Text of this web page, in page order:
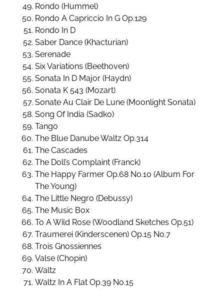
Rondo (Hummel)
Rondo A Capriccio In G Op.129
Rondo In D
Saber Dance (Khacturian)
Serenade
Six Variations (Beethoven)
Sonata In D Major (Haydn)
Sonata K 543 (Mozart)
Sonate Au Clair De Lune (Moonlight Sonata)
Song Of India (Sadko)
Tango
The Blue Danube Waltz Op.314
The Cascades
The Doll’s Complaint (Franck)
The Happy Farmer Op.68 No.10 (Album For
The Young)
The Little Negro (Debussy)
The Music Box
To A Wild Rose (Woodland Sketches Op.51)
Traumerei (Kinderscenen) Op.15 No.7
Trois Gnossiennes
Valse (Chopin)
Waltz
Waltz In A Flat Op.39 No.15